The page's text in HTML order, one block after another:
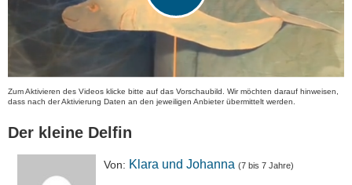
Zum Aktivieren des Videos klicke bitte auf das Vorschaubild. Wir möchten darauf hinweisen,
dass nach der Aktivierung Daten an den jeweiligen Anbieter übermittelt werden.
Der kleine Delfin
Von: Klara und Johanna (7 bis 7 Jahre)